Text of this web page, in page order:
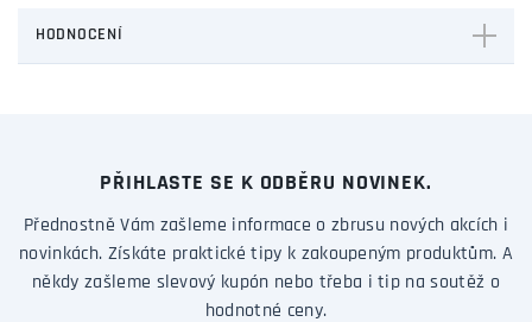
HODNOCENÍ
PŘIHLASTE SE K ODBĚRU NOVINEK.
Přednostně Vám zašleme informace o zbrusu nových akcích i
novinkách. Získáte praktické tipy k zakoupeným produktům. A
někdy zašleme slevový kupón nebo třeba i tip na soutěž o
hodnotné ceny.